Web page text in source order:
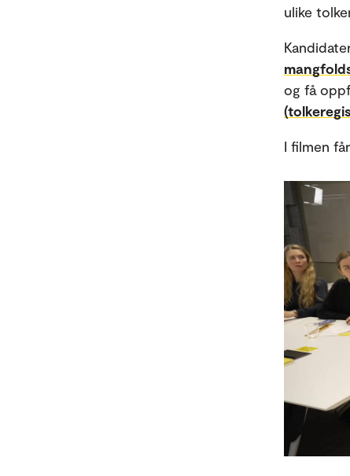
ulike
og få
I filmen